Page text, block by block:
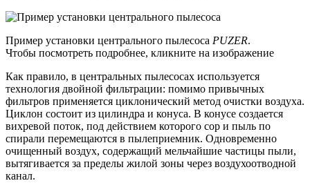
Пример установки центрального пылесоса PUZER.
Чтобы посмотреть подробнее, кликните на изображение
Как правило, в центральных пылесосах используется
технология двойной фильтрации: помимо привычных
фильтров применяется циклонический метод очистки воздуха.
Циклон состоит из цилиндра и конуса. В конусе создается
вихревой поток, под действием которого сор и пыль по
спирали перемещаются в пылеприемник. Одновременно
очищенный воздух, содержащий мельчайшие частицы пыли,
вытягивается за пределы жилой зоны через воздухоотводной
канал.